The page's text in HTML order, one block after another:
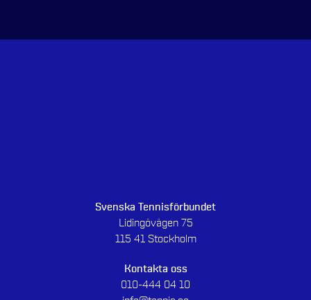
Svenska Tennisförbundet
Lidingövägen 75
115 41 Stockholm
Kontakta oss
010-444 04 10